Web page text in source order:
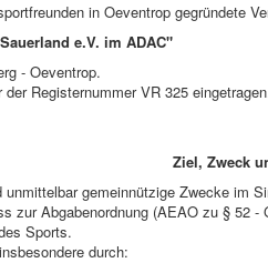
in Oeventrop gegründete
e.V. im ADAC"
- Oeventrop.
Registernummer VR 325
Ziel, Zweck
gemeinnützige Zwecke im
zur Abgabenordnung (AEAO zu § 52
Sports.
durch: